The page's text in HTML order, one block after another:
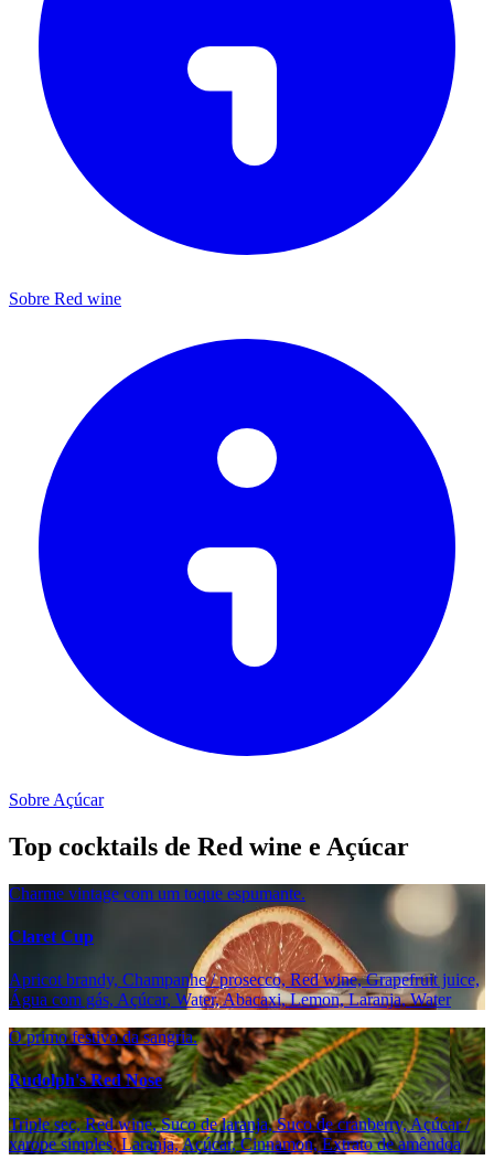
Sobre Red wine
Sobre Açúcar
Top cocktails de Red wine e Açúcar
Charme vintage com um toque espumante.
Claret Cup
Apricot brandy, Champanhe / prosecco, Red wine, Grapefruit juice,
Água com gás, Açúcar, Water, Abacaxi, Lemon, Laranja, Water
O primo festivo da sangria.
Rudolph's Red Nose
Triple sec, Red wine, Suco de laranja, Suco de cranberry, Açúcar /
xarope simples, Laranja, Açúcar, Cinnamon, Extrato de amêndoa